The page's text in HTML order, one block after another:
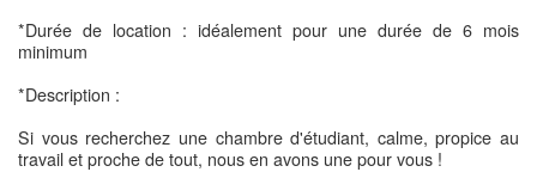
*Durée de location : idéalement pour une durée de 6 mois
minimum
*Description :
Si vous recherchez une chambre d'étudiant, calme, propice au
travail et proche de tout, nous en avons une pour vous !